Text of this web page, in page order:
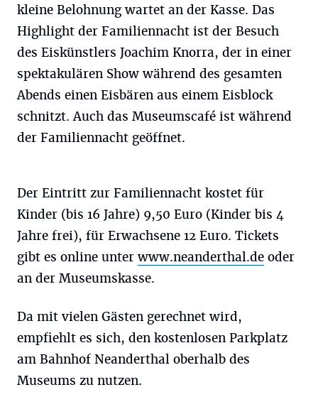
kleine Belohnung wartet an der Kasse. Das
Highlight der Familiennacht ist der Besuch
des Eiskünstlers Joachim Knorra, der in einer
spektakulären Show während des gesamten
Abends einen Eisbären aus einem Eisblock
schnitzt. Auch das Museumscafé ist während
der Familiennacht geöffnet.
Der Eintritt zur Familiennacht kostet für
Kinder (bis 16 Jahre) 9,50 Euro (Kinder bis 4
Jahre frei), für Erwachsene 12 Euro. Tickets
gibt es online unterwww.neanderthal.de oder
an der Museumskasse.
Da mit vielen Gästen gerechnet wird,
empfiehlt es sich, den kostenlosen Parkplatz
am Bahnhof Neanderthal oberhalb des
Museums zu nutzen.